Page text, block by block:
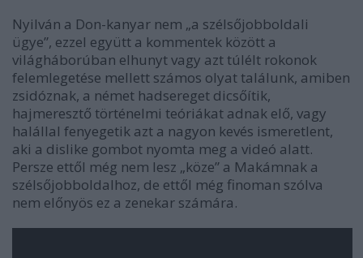
Nyilván a Don-kanyar nem „a szélsőjobboldali
ügye”, ezzel együtt a kommentek között a
világháborúban elhunyt vagy azt túlélt rokonok
felemlegetése mellett számos olyat találunk, amiben
zsidóznak, a német hadsereget dicsőítik,
hajmeresztő történelmi teóriákat adnak elő, vagy
halállal fenyegetik azt a nagyon kevés ismeretlent,
aki a dislike gombot nyomta meg a videó alatt.
Persze ettől még nem lesz „köze” a Makámnak a
szélsőjobboldalhoz, de ettől még finoman szólva
nem előnyös ez a zenekar számára.